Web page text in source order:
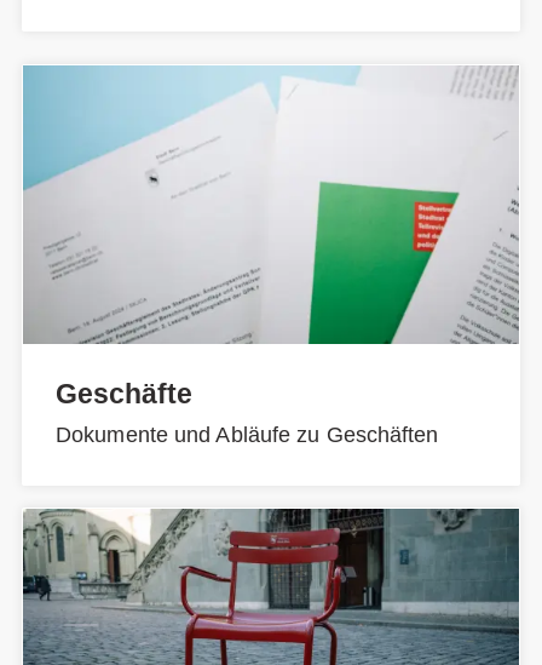
Geschäfte
Dokumente und Abläufe zu Geschäften